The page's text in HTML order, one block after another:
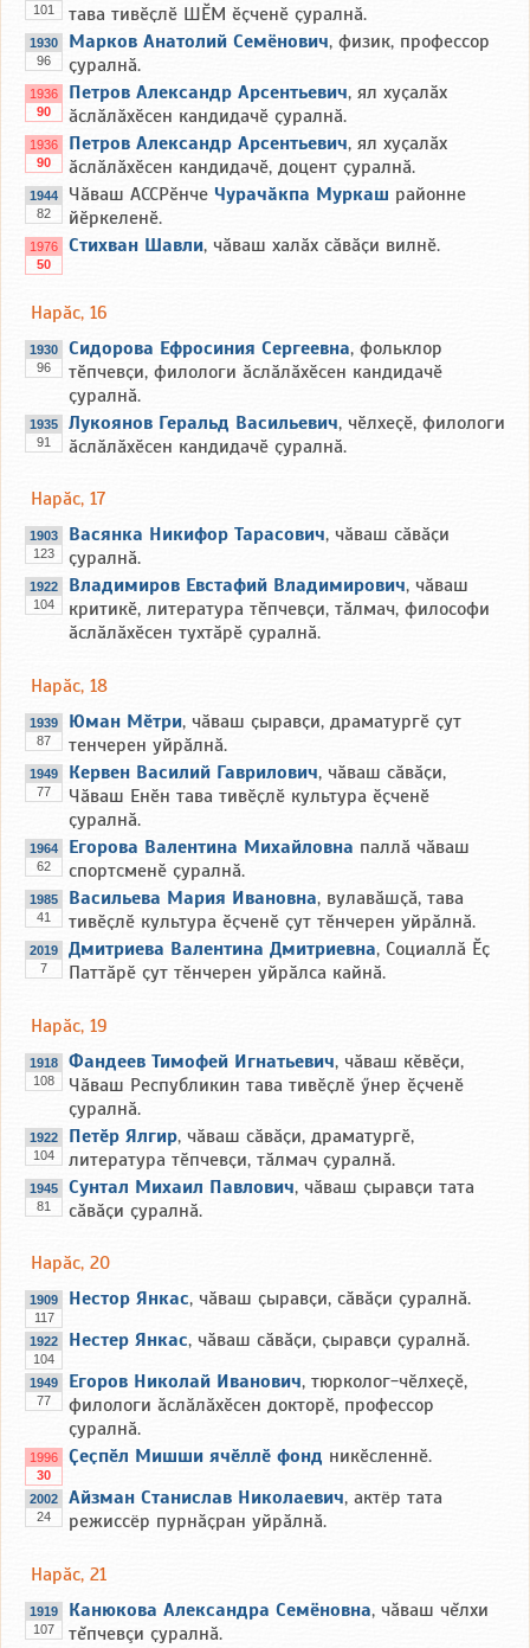
101
тава тивӗҫлӗ ШӖМ ӗҫченӗ ҫуралнӑ.
1930
96
Марков Анатолий Семёнович, физик, профессор
ҫуралнӑ.
1936
90
Петров Александр Арсентьевич, ял хуҫалӑх
ӑслӑлӑхӗсен кандидачӗ ҫуралнӑ.
1936
90
Петров Александр Арсентьевич, ял хуҫалӑх
ӑслӑлӑхӗсен кандидачӗ, доцент ҫуралнӑ.
1944
82
Чӑваш АССРӗнче Чурачӑкпа Муркаш районне
йӗркеленӗ.
1976
50
Стихван Шавли, чӑваш халӑх сӑвӑҫи вилнӗ.
Нарӑс, 16
1930
96
Сидорова Ефросиния Сергеевна, фольклор
тӗпчевҫи, филологи ӑслӑлӑхӗсен кандидачӗ
ҫуралнӑ.
1935
91
Лукоянов Геральд Васильевич, чӗлхеҫӗ, филологи
ӑслӑлӑхӗсен кандидачӗ ҫуралнӑ.
Нарӑс, 17
1903
123
Васянка Никифор Тарасович, чӑваш сӑвӑҫи
ҫуралнӑ.
1922
104
Владимиров Евстафий Владимирович, чӑваш
критикӗ, литература тӗпчевҫи, тӑлмач, философи
ӑслӑлӑхӗсен тухтӑрӗ ҫуралнӑ.
Нарӑс, 18
1939
87
Юман Мӗтри, чӑваш ҫыравҫи, драматургӗ ҫут
тенчерен уйрӑлнӑ.
1949
77
Кервен Василий Гаврилович, чӑваш сӑвӑҫи,
Чӑваш Енӗн тава тивӗҫлӗ культура ӗҫченӗ
ҫуралнӑ.
1964
62
Егорова Валентина Михайловна паллӑ чӑваш
спортсменӗ ҫуралнӑ.
1985
41
Васильева Мария Ивановна, вулавӑшҫӑ, тава
тивӗҫлӗ культура ӗҫченӗ ҫут тӗнчерен уйрӑлнӑ.
2019
7
Дмитриева Валентина Дмитриевна, Социаллӑ Ӗҫ
Паттӑрӗ ҫут тӗнчерен уйрӑлса кайнӑ.
Нарӑс, 19
1918
108
Фандеев Тимофей Игнатьевич, чӑваш кӗвӗҫи,
Чӑваш Республикин тава тивӗҫлӗ ӳнер ӗҫченӗ
ҫуралнӑ.
1922
104
Петӗр Ялгир, чӑваш сӑвӑҫи, драматургӗ,
литература тӗпчевҫи, тӑлмач ҫуралнӑ.
1945
81
Сунтал Михаил Павлович, чӑваш ҫыравҫи тата
сӑвӑҫи ҫуралнӑ.
Нарӑс, 20
1909
117
Нестор Янкас, чӑваш ҫыравҫи, сӑвӑҫи ҫуралнӑ.
1922
104
Нестер Янкас, чӑваш сӑвӑҫи, ҫыравҫи ҫуралнӑ.
1949
77
Егоров Николай Иванович, тюрколог-чӗлхеҫӗ,
филологи ӑслӑлӑхӗсен докторӗ, профессор
ҫуралнӑ.
1996
30
Ҫеҫпӗл Мишши ячӗллӗ фонд никӗсленнӗ.
2002
24
Айзман Станислав Николаевич, актёр тата
режиссёр пурнӑҫран уйрӑлнӑ.
Нарӑс, 21
1919
107
Канюкова Александра Семёновна, чăваш чĕлхи
тĕпчевçи ҫуралнӑ.